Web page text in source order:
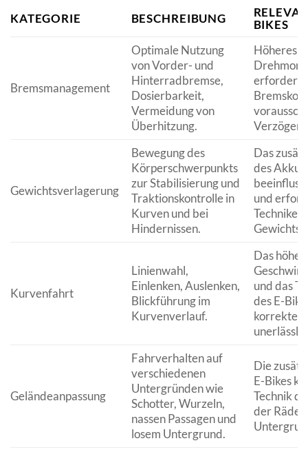
KATEGORIE BESCHREIBUNG
BIKES
Bremsmanagement
Optimale Nutzung
von Vorder- und
Hinterradbremse,
Dosierbarkeit,
Vermeidung von
Überhitzung.
Höheres
erfordern
Gewichtsverlagerung
Bewegung des
Körperschwerpunkts
zur Stabilisierung und
Traktionskontrolle in
Kurven und bei
Hindernissen.
Das
des
und
Techniken
Kurvenfahrt
Linienwahl,
Einlenken, Auslenken,
Blickführung im
Kurvenverlauf.
Das
und das
des E-
korrekte
Geländeanpassung
Fahrverhalten auf
verschiedenen
Untergründen wie
Schotter, Wurzeln,
nassen Passagen und
losem Untergrund.
Die
E-Bikes
Technik
der Räder